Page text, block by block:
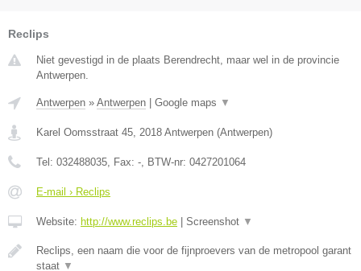
Reclips
Niet gevestigd in de plaats Berendrecht, maar wel in de provincie
Antwerpen.
Antwerpen » Antwerpen Google maps ▼
Karel Oomsstraat 45, 2018 Antwerpen (Antwerpen)
Tel: 032488035, Fax: -, BTW-nr: 0427201064
E-mail › Reclips
Website: http://www.reclips.be Screenshot ▼
Reclips, een naam die voor de fijnproevers van de metropool garant
staat ▼